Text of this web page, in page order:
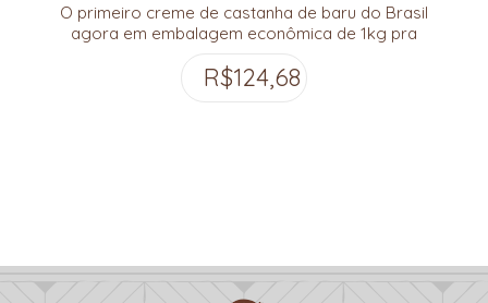
O primeiro creme de castanha de baru do Brasil
agora em embalagem econômica de 1kg pra
você aprofundar sua prática de deliciamento e
honrar as riquezas de nosso Cerrado!
R$124,68